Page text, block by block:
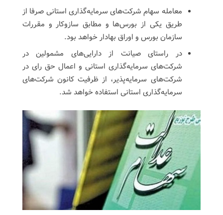
معامله سهام شرکت‌های سرمایه‌گذاری استانی صرفا از
طریق یکی از بورس‌ها و مطابق سازوکار و مقررات
سازمان بورس و اوراق بهادار خواهد بود.
در راستای صیانت از دارایی‌های مشمولین در
شرکت‌های سرمایه‌گذاری استانی و اعمال حق رای در
شرکت‌های سرمایه‌پذیر، از ظرفیت کانون شرکت‌های
سرمایه‌گذاری استانی استفاده خواهد شد.